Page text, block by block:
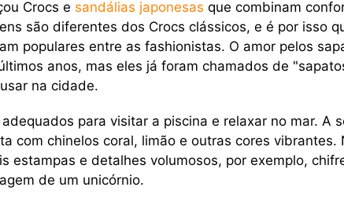
Crocs e sandálias japonesas que combinam
são diferentes dos Crocs clássicos, e é por isso
populares entre as fashionistas. O amor pelos
anos, mas eles já foram chamados de
na cidade.
para visitar a piscina e relaxar no mar. A
com chinelos coral, limão e outras cores vibrantes.
estampas e detalhes volumosos, por exemplo,
de um unicórnio.